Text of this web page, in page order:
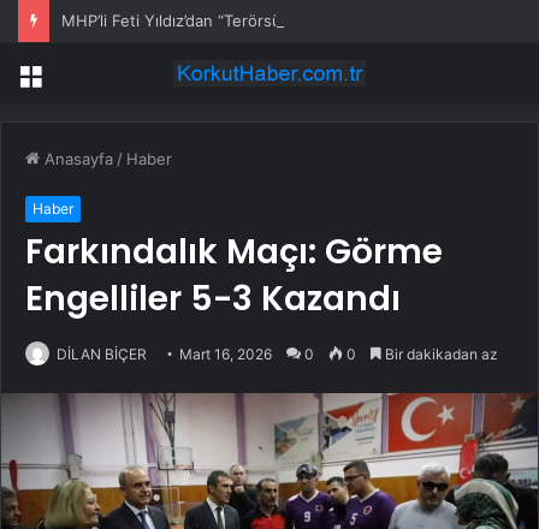
Menü
Anasayfa / Haber
Haber
Farkındalık Maçı: Görme
Engelliler 5-3 Kazandı
DİLAN BİÇER Mart 16, 2026 0 0 Bir dakikadan az